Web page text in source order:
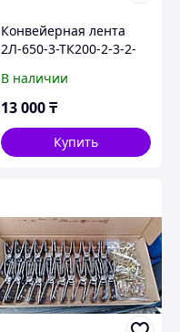
Конвейерная лента
2Л-650-3-ТК200-2-3-2-
В наличии
13 000₸
Купить